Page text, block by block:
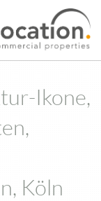
Ikone,
Köln